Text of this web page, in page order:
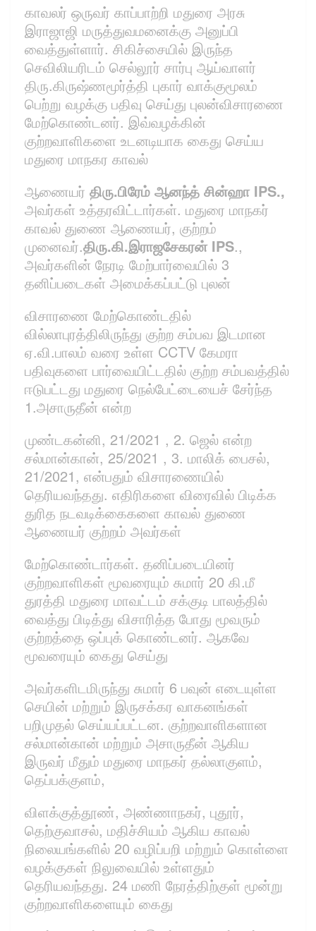
காவலர் ஒருவர் காப்பாற்றி மதுரை அரசு
இராஜாஜி மருத்துவமனைக்கு அனுப்பி
வைத்துள்ளார். சிகிச்சையில் இருந்த
செவிலியரிடம் செல்லூர் சார்பு ஆய்வாளர்
திரு.கிருஷ்ணமூர்த்தி புகார் வாக்குமூலம்
பெற்று வழக்கு பதிவு செய்து புலன்விசாரணை
மேற்கொண்டனர். இவ்வழக்கின்
குற்றவாளிகளை உடனடியாக கைது செய்ய
மதுரை மாநகர காவல்
ஆணையர் திரு.பிரேம் ஆனந்த் சின்ஹா IPS.,
அவர்கள் உத்தரவிட்டார்கள். மதுரை மாநகர்
காவல் துணை ஆணையர், குற்றம்
முனைவர்.திரு.கி.இராஜசேகரன் IPS.,
அவர்களின் நேரடி மேற்பார்வையில் 3
தனிப்படைகள் அமைக்கப்பட்டு புலன்
விசாரணை மேற்கொண்டதில்
வில்லாபுரத்திலிருந்து குற்ற சம்பவ இடமான
ஏ.வி.பாலம் வரை உள்ள CCTV கேமரா
பதிவுகளை பார்வையிட்டதில் குற்ற சம்பவத்தில்
ஈடுபட்டது மதுரை நெல்பேட்டையைச் சேர்ந்த
1.அசாருதீன் என்ற
முண்டகன்னி, 21/2021 , 2. ஜெல் என்ற
சல்மான்கான், 25/2021 , 3. மாலிக் பைசல்,
21/2021, என்பதும் விசாரணையில்
தெரியவந்தது. எதிரிகளை விரைவில் பிடிக்க
துரித நடவடிக்கைகளை காவல் துணை
ஆணையர் குற்றம் அவர்கள்
மேற்கொண்டார்கள். தனிப்படையினர்
குற்றவாளிகள் மூவரையும் சுமார் 20 கி.மீ
துரத்தி மதுரை மாவட்டம் சக்குடி பாலத்தில்
வைத்து பிடித்து விசாரித்த போது மூவரும்
குற்றத்தை ஒப்புக் கொண்டனர். ஆகவே
மூவரையும் கைது செய்து
அவர்களிடமிருந்து சுமார் 6 பவுன் எடையுள்ள
செயின் மற்றும் இருசக்கர வாகனங்கள்
பறிமுதல் செய்யப்பட்டன. குற்றவாளிகளான
சல்மான்கான் மற்றும் அசாருதீன் ஆகிய
இருவர் மீதும் மதுரை மாநகர் தல்லாகுளம்,
தெப்பக்குளம்,
விளக்குத்தூண், அண்ணாநகர், புதூர்,
தெற்குவாசல், மதிச்சியம் ஆகிய காவல்
நிலையங்களில் 20 வழிப்பறி மற்றும் கொள்ளை
வழக்குகள் நிலுவையில் உள்ளதும்
தெரியவந்தது. 24 மணி நேரத்திற்குள் மூன்று
குற்றவாளிகளையும் கைது